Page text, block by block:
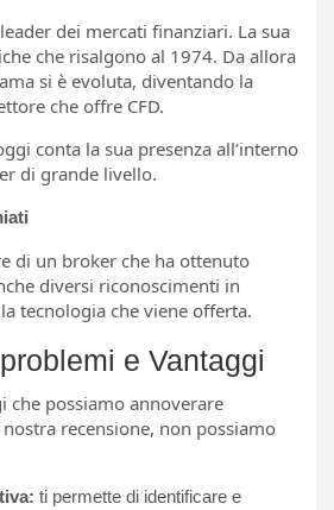
dei mercati finanziari. La sua
che risalgono al 1974. Da allora
si è evoluta, diventando la
che offre CFD.
conta la sua presenza all’interno
di grande livello.
di un broker che ha ottenuto
diversi riconoscimenti in
tecnologia che viene offerta.
e Vantaggi
che possiamo annoverare
recensione, non possiamo
ti permette di identificare e